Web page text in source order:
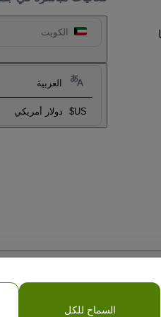
الكويت
العربية
US$ دولار أمريكي
السماح للكل